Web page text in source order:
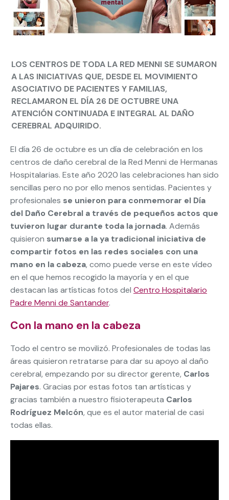
LOS CENTROS DE TODA LA RED MENNI SE SUMARON
A LAS INICIATIVAS QUE, DESDE EL MOVIMIENTO
ASOCIATIVO DE PACIENTES Y FAMILIAS,
RECLAMARON EL DÍA 26 DE OCTUBRE UNA
ATENCIÓN CONTINUADA E INTEGRAL AL DAÑO
CEREBRAL ADQUIRIDO.
El día 26 de octubre es un día de celebración en los
centros de daño cerebral de la Red Menni de Hermanas
Hospitalarias. Este año 2020 las celebraciones han sido
sencillas pero no por ello menos sentidas. Pacientes y
profesionales se unieron para conmemorar el Día
del Daño Cerebral a través de pequeños actos que
tuvieron lugar durante toda la jornada. Además
quisieron sumarse a la ya tradicional iniciativa de
compartir fotos en las redes sociales con una
mano en la cabeza, como puede verse en este vídeo
en el que hemos recogido la mayoría y en el que
destacan las artísticas fotos del Centro Hospitalario
Padre Menni de Santander.
Con la mano en la cabeza
Todo el centro se movilizó. Profesionales de todas las
áreas quisieron retratarse para dar su apoyo al daño
cerebral, empezando por su director gerente, Carlos
Pajares. Gracias por estas fotos tan artísticas y
gracias también a nuestro fisioterapeuta Carlos
Rodríguez Melcón, que es el autor material de casi
todas ellas.